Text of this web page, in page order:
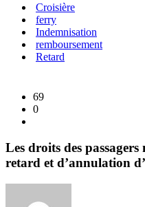
Croisière
ferry
Indemnisation
remboursement
Retard
69
0
Les droits des
retard et d’annulation